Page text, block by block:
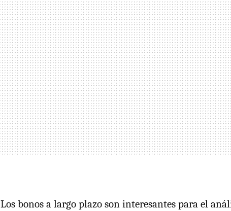
Los bonos a largo plazo son interesantes para el